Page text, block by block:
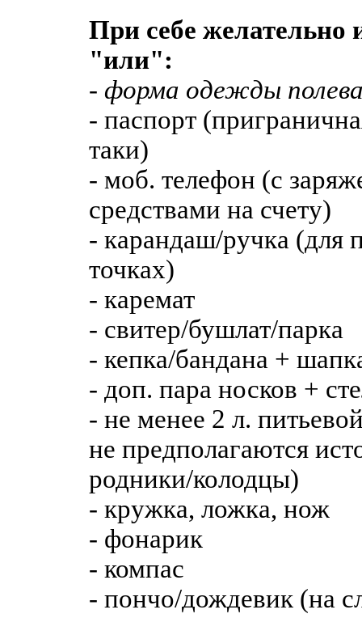
При себе желательно
"или":
- форма одежды
- паспорт
таки)
- моб. телефон (с
средствами на счету)
- карандаш/ручка (для
точках)
- каремат
- свитер/бушлат/парка
- кепка/бандана +
- доп. пара носков +
- не менее 2 л.
не предполагаются
родники/колодцы)
- кружка, ложка, нож
- фонарик
- компас
- пончо/дождевик (на